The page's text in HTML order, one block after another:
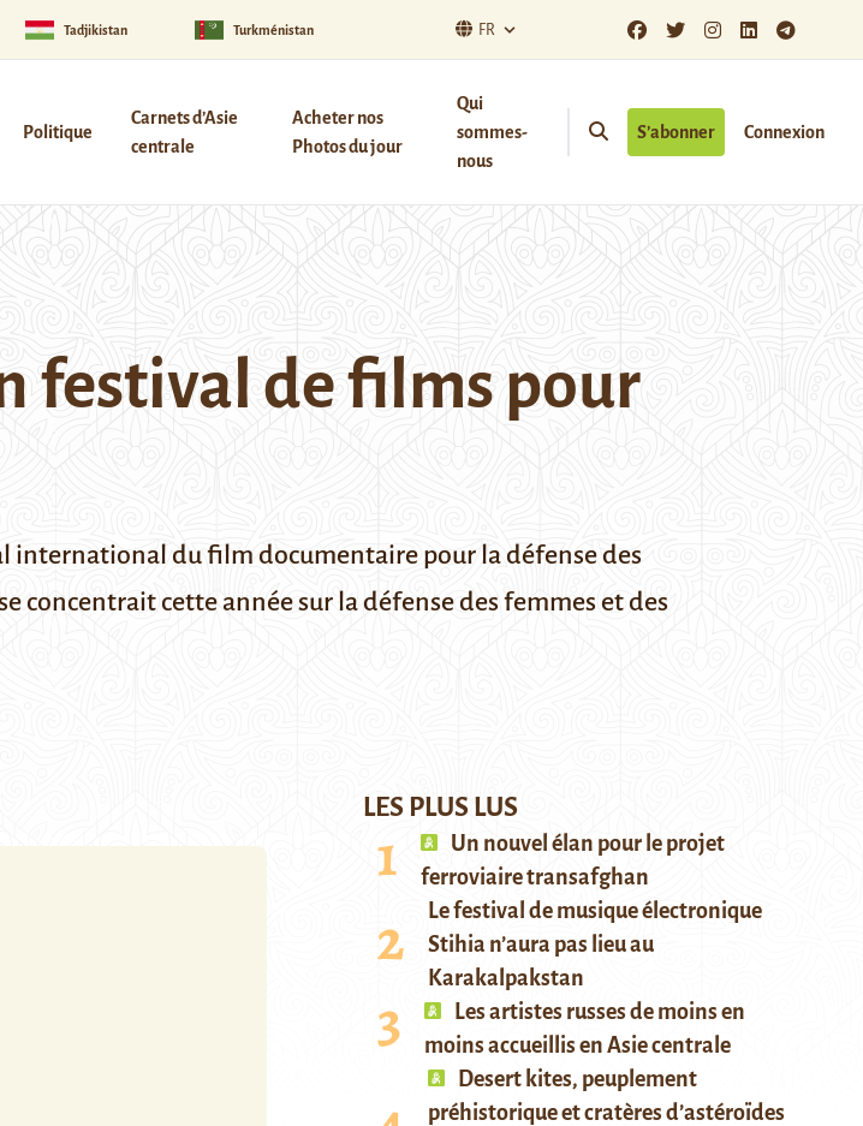
Tadjikistan Turkménistan FR
Politique
Carnets d’Asie
centrale
Acheter nos
Photos du jour
Qui
sommes-
nous
S’abonner Connexion
festival de films pour
international du film documentaire pour la défense des
concentrait cette année sur la défense des femmes et des
LES PLUS LUS
Un nouvel élan pour le projet
ferroviaire transafghan
Le festival de musique électronique
Stihia n’aura pas lieu au
Karakalpakstan
Les artistes russes de moins en
moins accueillis en Asie centrale
Desert kites, peuplement
préhistorique et cratères d’astéroïdes